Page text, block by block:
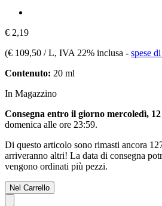
€ 2,19
(€ 109,50 / L, IVA 22% inclusa - spese
Contenuto: 20 ml
In Magazzino
Consegna entro il giorno mercoledì, 12
domenica alle ore 23:59.
Di questo articolo sono rimasti ancora
arriveranno altri! La data di consegna
vengono ordinati più pezzi.
Nel Carrello